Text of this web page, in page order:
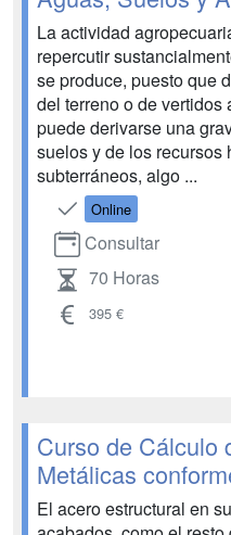
La actividad
repercutir
se produce, puesto que
del terreno o de
puede derivarse una
suelos y de los
subterráneos, algo ...
Online
Consultar
70 Horas
395 €
Curso de Cálculo
Metálicas
El acero estructural en